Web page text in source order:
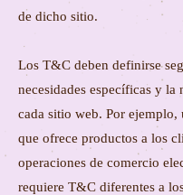
de dicho sitio.
Los T&C deben definirse
necesidades específicas y la
cada sitio web. Por ejemplo,
que ofrece productos a los
operaciones de comercio
requiere T&C diferentes a